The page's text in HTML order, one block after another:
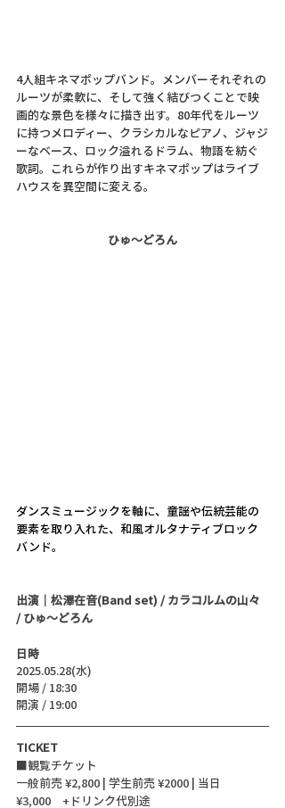
4人組キネマポップバンド。メンバーそれぞれの
ルーツが柔軟に、そして強く結びつくことで映
画的な景色を様々に描き出す。80年代をルーツ
に持つメロディー、クラシカルなピアノ、ジャジ
ーなベース、ロック溢れるドラム、物語を紡ぐ
歌詞。これらが作り出すキネマポップはライブ
ハウスを異空間に変える。
ひゅ～どろん
ダンスミュージックを軸に、童謡や伝統芸能の
要素を取り入れた、和風オルタナティブロック
バンド。
出演｜松澤在音(Band set) / カラコルムの山々
/ ひゅ～どろん
日時
2025.05.28(水)
開場 / 18:30
開演 / 19:00
TICKET
■観覧チケット
一般前売 ¥2,800 | 学生前売 ¥2000 | 当日
¥3,000　+ドリンク代別途